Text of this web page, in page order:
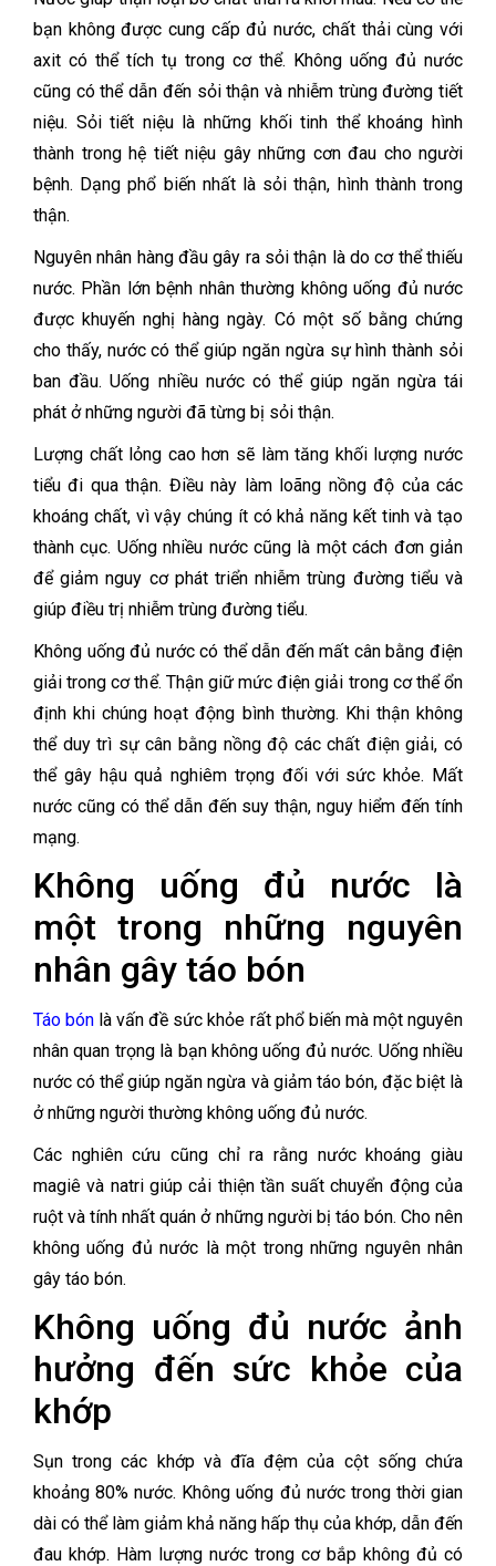
bạn không được cung cấp đủ nước, chất thải cùng với
axit có thể tích tụ trong cơ thể. Không uống đủ nước
cũng có thể dẫn đến sỏi thận và nhiễm trùng đường tiết
niệu. Sỏi tiết niệu là những khối tinh thể khoáng hình
thành trong hệ tiết niệu gây những cơn đau cho người
bệnh. Dạng phổ biến nhất là sỏi thận, hình thành trong
thận.
Nguyên nhân hàng đầu gây ra sỏi thận là do cơ thể thiếu
nước. Phần lớn bệnh nhân thường không uống đủ nước
được khuyến nghị hàng ngày. Có một số bằng chứng
cho thấy, nước có thể giúp ngăn ngừa sự hình thành sỏi
ban đầu. Uống nhiều nước có thể giúp ngăn ngừa tái
phát ở những người đã từng bị sỏi thận.
Lượng chất lỏng cao hơn sẽ làm tăng khối lượng nước
tiểu đi qua thận. Điều này làm loãng nồng độ của các
khoáng chất, vì vậy chúng ít có khả năng kết tinh và tạo
thành cục. Uống nhiều nước cũng là một cách đơn giản
để giảm nguy cơ phát triển nhiễm trùng đường tiểu và
giúp điều trị nhiễm trùng đường tiểu.
Không uống đủ nước có thể dẫn đến mất cân bằng điện
giải trong cơ thể. Thận giữ mức điện giải trong cơ thể ổn
định khi chúng hoạt động bình thường. Khi thận không
thể duy trì sự cân bằng nồng độ các chất điện giải, có
thể gây hậu quả nghiêm trọng đối với sức khỏe. Mất
nước cũng có thể dẫn đến suy thận, nguy hiểm đến tính
mạng.
Không uống đủ nước là
một trong những nguyên
nhân gây táo bón
Táo bón là vấn đề sức khỏe rất phổ biến mà một nguyên
nhân quan trọng là bạn không uống đủ nước. Uống nhiều
nước có thể giúp ngăn ngừa và giảm táo bón, đặc biệt là
ở những người thường không uống đủ nước.
Các nghiên cứu cũng chỉ ra rằng nước khoáng giàu
magiê và natri giúp cải thiện tần suất chuyển động của
ruột và tính nhất quán ở những người bị táo bón. Cho nên
không uống đủ nước là một trong những nguyên nhân
gây táo bón.
Không uống đủ nước ảnh
hưởng đến sức khỏe của
khớp
Sụn trong các khớp và đĩa đệm của cột sống chứa
khoảng 80% nước. Không uống đủ nước trong thời gian
dài có thể làm giảm khả năng hấp thụ của khớp, dẫn đến
đau khớp. Hàm lượng nước trong cơ bắp không đủ có